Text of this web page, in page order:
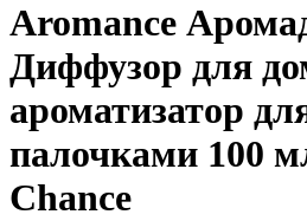
Aromance
Диффузор для
ароматизатор
палочками 100
Chance